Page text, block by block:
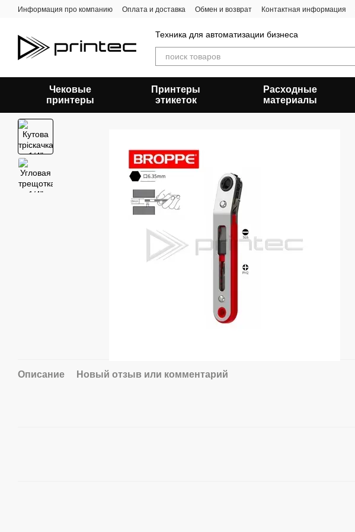
Перейти к основному контенту
Информация про компанию Оплата и доставка Обмен и возврат Контактная информация
Техника для автоматизации бизнеса
Чековые
принтеры
Принтеры
этикеток
Расходные
материалы
Описание Новый отзыв или комментарий